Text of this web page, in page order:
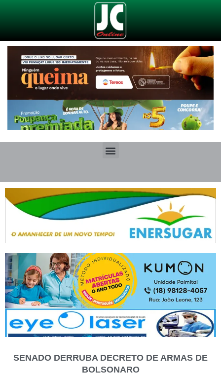
SENADO DERRUBA DECRETO DE ARMAS DE
BOLSONARO